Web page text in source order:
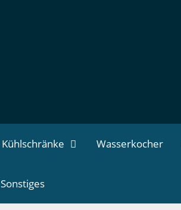
Kühlschränke Wasserkocher
Sonstiges